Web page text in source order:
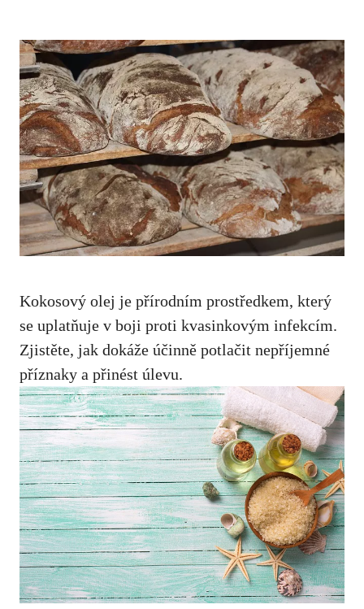
Kokosový olej je přírodním prostředkem, který
se uplatňuje v boji proti kvasinkovým⁣ infekcím.
‌Zjistěte,‍ jak dokáže účinně potlačit nepříjemné
příznaky a⁤ přinést úlevu.